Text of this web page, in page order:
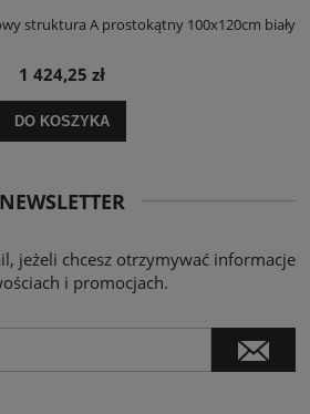
struktura A prostokątny 100x120cm biały
1 424,25 zł
DO KOSZYKA
NEWSLETTER
jeżeli chcesz otrzymywać informacje
i promocjach.